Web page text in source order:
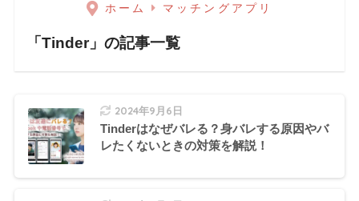
ホーム マッチングアプリ
「Tinder」の記事一覧
2024年9月6日
Tinderはなぜバレる？身バレする原因やバ
レたくないときの対策を解説！